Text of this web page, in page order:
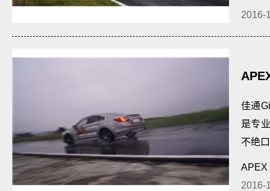
2016-
佳通
是专
不绝
APEX
2016-